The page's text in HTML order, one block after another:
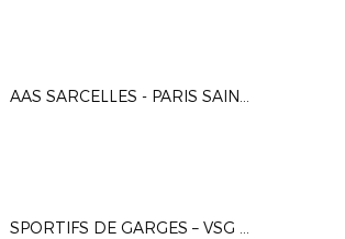
AAS SARCELLES - PARIS SAINT-GERMAIN 2 0-3
SPORTIFS DE GARGES – VSG FUSTAL 5-7